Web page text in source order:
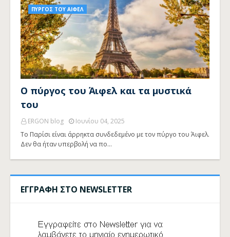
ΠΥΡΓΟΣ ΤΟΥ ΑΙΦΕΛ
Ο πύργος του Άιφελ και τα μυστικά
του
ERGON blog
Ιουνίου 04, 2025
Το Παρίσι είναι άρρηκτα συνδεδεμένο με τον πύργο του Άιφελ.
Δεν θα ήταν υπερβολή να πο…
ΕΓΓΡΑΦΗ ΣΤΟ NEWSLETTER